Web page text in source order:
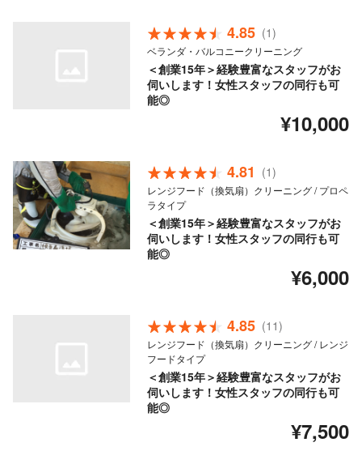
4.85 (1)
ベランダ・バルコニークリーニング
＜創業15年＞経験豊富なスタッフがお
伺いします！女性スタッフの同行も可
能◎
¥10,000
4.81 (1)
レンジフード（換気扇）クリーニング / プロペ
ラタイプ
＜創業15年＞経験豊富なスタッフがお
伺いします！女性スタッフの同行も可
能◎
¥6,000
4.85 (11)
レンジフード（換気扇）クリーニング / レンジ
フードタイプ
＜創業15年＞経験豊富なスタッフがお
伺いします！女性スタッフの同行も可
能◎
¥7,500